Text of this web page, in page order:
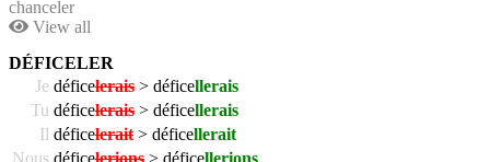
chanceler
View all
DÉFICELER
Je déficelerais > déficellerais
Tu déficelerais > déficellerais
Il déficelerait > déficellerait
Nous déficelerions > déficellerions